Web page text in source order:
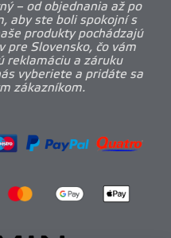
– od objednania až po
aby ste boli spokojní s
produkty pochádzajú
pre Slovensko, čo vám
reklamáciu a záruku
vyberiete a pridáte sa
zákazníkom.